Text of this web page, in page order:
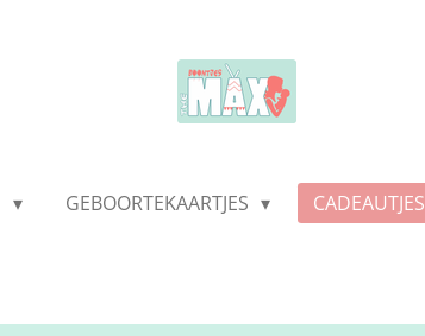
GEBOORTEKAARTJES CADEAUTJES